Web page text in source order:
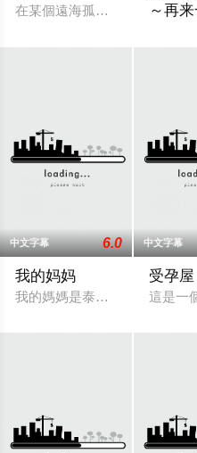
在某個遠海孤島之上，舉辦著
～再
中文字幕 6.0
我的妈妈
我的媽媽是泰國藝術家 XTER
中文字幕
受孕屋
這是一